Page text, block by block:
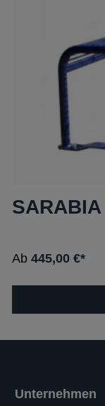
Ab 445,00 €*
Unternehmen